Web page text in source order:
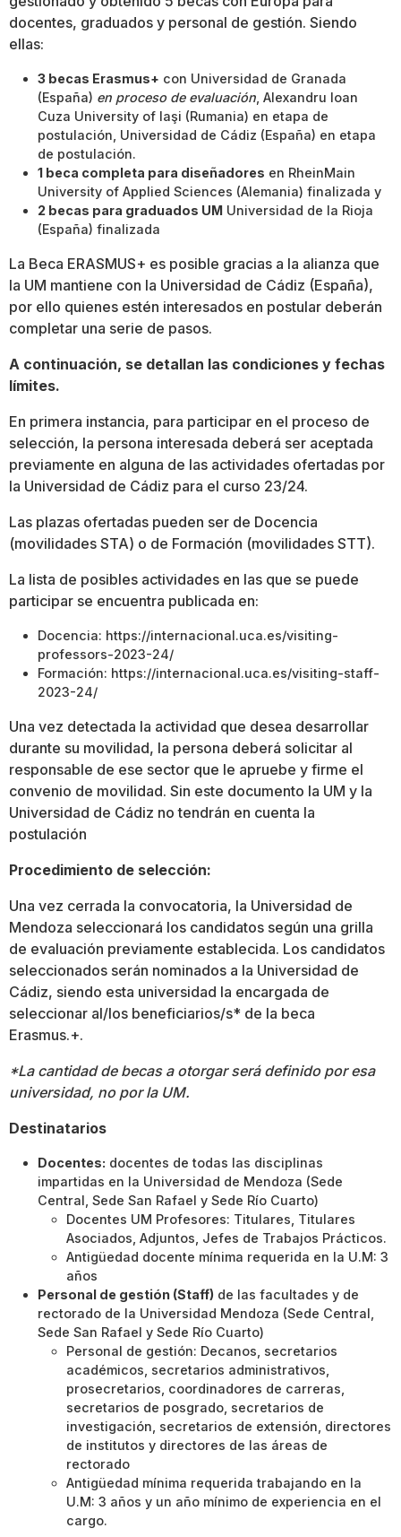
docentes, graduados y personal de gestión. Siendo
ellas:
3 becas Erasmus+ con Universidad de Granada
(España) en proceso de evaluación , Alexandru Ioan
Cuza University of Iaşi (Rumania) en etapa de
postulación, Universidad de Cádiz (España) en etapa
de postulación.
1 beca completa para diseñadores en RheinMain
University of Applied Sciences (Alemania) finalizada y
2 becas para graduados UM Universidad de la Rioja
(España) finalizada
La Beca ERASMUS+ es posible gracias a la alianza que
la UM mantiene con la Universidad de Cádiz (España),
por ello quienes estén interesados en postular deberán
completar una serie de pasos.
A continuación, se detallan las condiciones y fechas
límites.
En primera instancia, para participar en el proceso de
selección, la persona interesada deberá ser aceptada
previamente en alguna de las actividades ofertadas por
la Universidad de Cádiz para el curso 23/24.
Las plazas ofertadas pueden ser de Docencia
(movilidades STA) o de Formación (movilidades STT).
La lista de posibles actividades en las que se puede
participar se encuentra publicada en:
Docencia: https://internacional.uca.es/visiting-
professors-2023-24/
Formación: https://internacional.uca.es/visiting-staff-
2023-24/
Una vez detectada la actividad que desea desarrollar
durante su movilidad, la persona deberá solicitar al
responsable de ese sector que le apruebe y firme el
convenio de movilidad. Sin este documento la UM y la
Universidad de Cádiz no tendrán en cuenta la
postulación
Procedimiento de selección:
Una vez cerrada la convocatoria, la Universidad de
Mendoza seleccionará los candidatos según una grilla
de evaluación previamente establecida. Los candidatos
seleccionados serán nominados a la Universidad de
Cádiz, siendo esta universidad la encargada de
seleccionar al/los beneficiarios/s* de la beca
Erasmus.+.
*La cantidad de becas a otorgar será definido por esa
universidad, no por la UM.
Destinatarios
Docentes: docentes de todas las disciplinas
impartidas en la Universidad de Mendoza (Sede
Central, Sede San Rafael y Sede Río Cuarto)
Docentes UM Profesores: Titulares, Titulares
Asociados, Adjuntos, Jefes de Trabajos Prácticos.
Antigüedad docente mínima requerida en la U.M: 3
años
Personal de gestión (Staff) de las facultades y de
rectorado de la Universidad Mendoza (Sede Central,
Sede San Rafael y Sede Río Cuarto)
Personal de gestión: Decanos, secretarios
académicos, secretarios administrativos,
prosecretarios, coordinadores de carreras,
secretarios de posgrado, secretarios de
investigación, secretarios de extensión, directores
de institutos y directores de las áreas de
rectorado
Antigüedad mínima requerida trabajando en la
U.M: 3 años y un año mínimo de experiencia en el
cargo.